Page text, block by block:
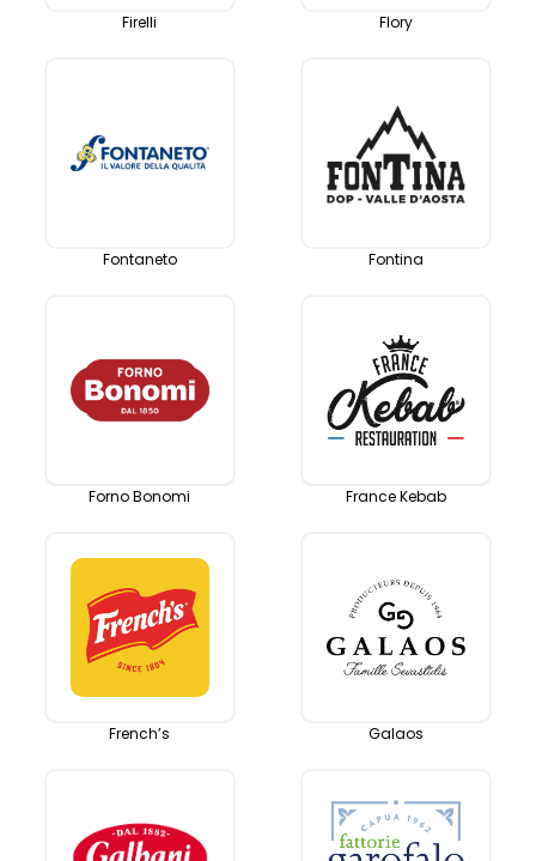
Firelli Flory
Fontaneto Fontina
Forno Bonomi France Kebab
French’s Galaos